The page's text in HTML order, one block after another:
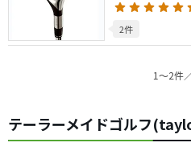
2件
1〜2件
テーラーメイドゴルフ